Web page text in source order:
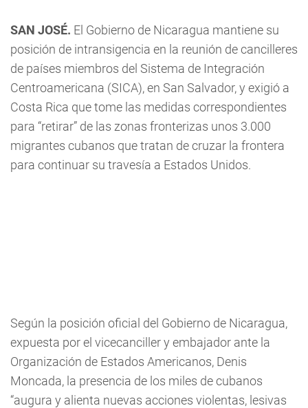
SAN JOSÉ. El Gobierno de Nicaragua mantiene su
posición de intransigencia en la reunión de cancilleres
de países miembros del Sistema de Integración
Centroamericana (SICA), en San Salvador, y exigió a
Costa Rica que tome las medidas correspondientes
para “retirar” de las zonas fronterizas unos 3.000
migrantes cubanos que tratan de cruzar la frontera
para continuar su travesía a Estados Unidos.
Según la posición oficial del Gobierno de Nicaragua,
expuesta por el vicecanciller y embajador ante la
Organización de Estados Americanos, Denis
Moncada, la presencia de los miles de cubanos
“augura y alienta nuevas acciones violentas, lesivas